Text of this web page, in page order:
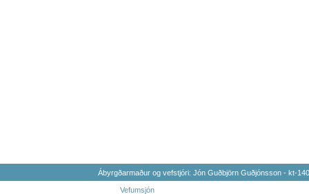
Ábyrgðarmaður og vefstjóri: Jón Guðbjörn Guðjónsson - kt-
Vefumsjón